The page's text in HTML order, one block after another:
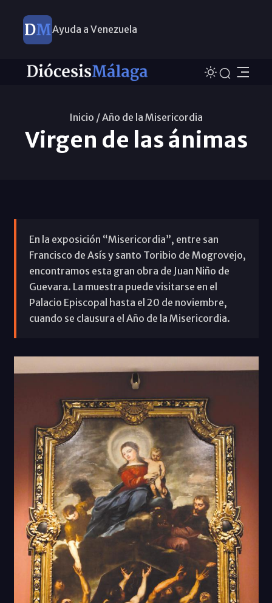
Ayuda a Venezuela
Inicio /Año de la Misericordia
Virgen de las ánimas
En la exposición “Misericordia”, entre san
Francisco de Asís y santo Toribio de Mogrovejo,
encontramos esta gran obra de Juan Niño de
Guevara. La muestra puede visitarse en el
Palacio Episcopal hasta el 20 de noviembre,
cuando se clausura el Año de la Misericordia.